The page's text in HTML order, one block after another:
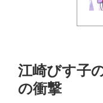
江崎びす子
の衝撃